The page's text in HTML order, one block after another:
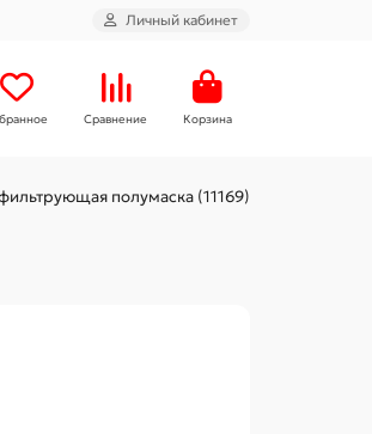
Личный кабинет
Сравнение Корзина
полумаска (11169)